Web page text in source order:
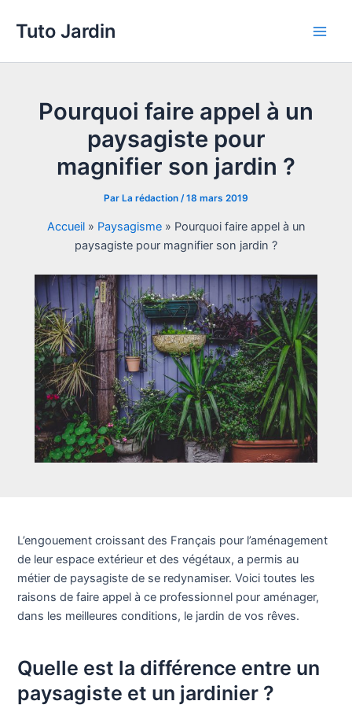
Tuto Jardin
Pourquoi faire appel à un
paysagiste pour
magnifier son jardin ?
Par La rédaction /18 mars 2019
Accueil» Paysagisme» Pourquoi faire appel à un
paysagiste pour magnifier son jardin ?
L’engouement croissant des Français pour l’aménagement
de leur espace extérieur et des végétaux, a permis au
métier de paysagiste de se redynamiser. Voici toutes les
raisons de faire appel à ce professionnel pour aménager,
dans les meilleures conditions, le jardin de vos rêves.
Quelle est la différence entre un
paysagiste et un jardinier ?